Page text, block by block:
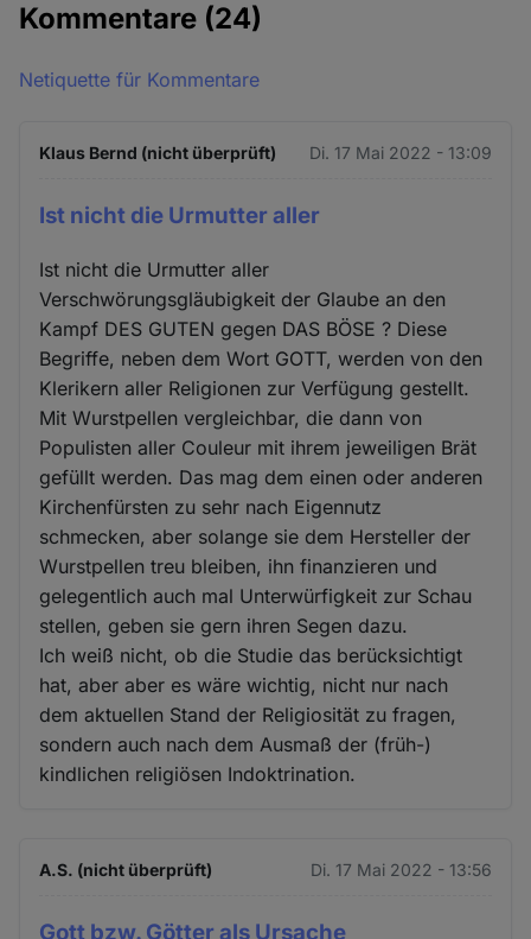
Kommentare (24)
Netiquette für Kommentare
Klaus Bernd (nicht überprüft) Di. 17 Mai 2022 - 13:09
Ist nicht die Urmutter aller
Ist nicht die Urmutter aller
Verschwörungsgläubigkeit der Glaube an den
Kampf DES GUTEN gegen DAS BÖSE ? Diese
Begriffe, neben dem Wort GOTT, werden von den
Klerikern aller Religionen zur Verfügung gestellt.
Mit Wurstpellen vergleichbar, die dann von
Populisten aller Couleur mit ihrem jeweiligen Brät
gefüllt werden. Das mag dem einen oder anderen
Kirchenfürsten zu sehr nach Eigennutz
schmecken, aber solange sie dem Hersteller der
Wurstpellen treu bleiben, ihn finanzieren und
gelegentlich auch mal Unterwürfigkeit zur Schau
stellen, geben sie gern ihren Segen dazu.
Ich weiß nicht, ob die Studie das berücksichtigt
hat, aber aber es wäre wichtig, nicht nur nach
dem aktuellen Stand der Religiosität zu fragen,
sondern auch nach dem Ausmaß der (früh-)
kindlichen religiösen Indoktrination.
A.S. (nicht überprüft) Di. 17 Mai 2022 - 13:56
Gott bzw. Götter als Ursache